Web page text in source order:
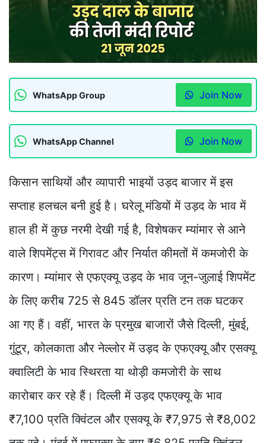
WhatsApp Group Join Now
WhatsApp Channel Join Now
किसान साथियों और व्यापारी भाइयों उड़द बाजार में इस
सप्ताह हलचल बनी हुई है। घरेलू मंडियों में उड़द के भाव में
हाल ही में कुछ नरमी देखी गई है, विशेषकर म्यांमार से आने
वाले शिपमेंट्स में गिरावट और निर्यात कीमतों में कमजोरी के
कारण। म्यांमार से एफएक्यू उड़द के भाव जून-जुलाई शिपमेंट
के लिए करीब 725 से 845 डॉलर प्रति टन तक घटकर
आ गए हैं। वहीं, भारत के प्रमुख बाजारों जैसे दिल्ली, मुंबई,
गुंटूर, कोलकाता और नेल्लोर में उड़द के एफएक्यू और एसक्यू
क्वालिटी के भाव स्थिरता या थोड़ी कमजोरी के साथ
कारोबार कर रहे हैं। दिल्ली में उड़द एफएक्यू के भाव
₹7,100 प्रति क्विंटल और एसक्यू के ₹7,975 से ₹8,002